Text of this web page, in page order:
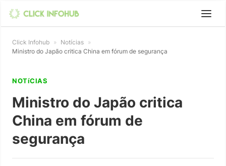
Click Infohub » Notícias »
Ministro do Japão critica China em fórum de segurança
NOTíCIAS
Ministro do Japão critica
China em fórum de
segurança